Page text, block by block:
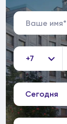
+7
Сегодня